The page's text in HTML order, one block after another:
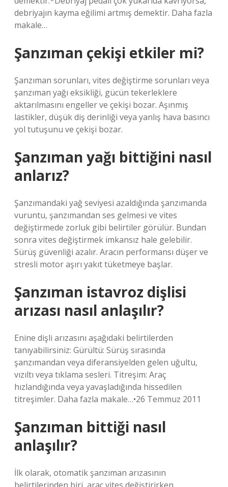
debriyajın kayma eğilimi artmış demektir. Daha fazla
makale…
Şanzıman çekişi etkiler mi?
Şanzıman sorunları, vites değiştirme sorunları veya
şanzıman yağı eksikliği, gücün tekerleklere
aktarılmasını engeller ve çekişi bozar. Aşınmış
lastikler, düşük diş derinliği veya yanlış hava basıncı
yol tutuşunu ve çekişi bozar.
Şanzıman yağı bittiğini nasıl
anlarız?
Şanzımandaki yağ seviyesi azaldığında şanzımanda
vuruntu, şanzımandan ses gelmesi ve vites
değiştirmede zorluk gibi belirtiler görülür. Bundan
sonra vites değiştirmek imkansız hale gelebilir.
Sürüş güvenliği azalır. Aracın performansı düşer ve
stresli motor aşırı yakıt tüketmeye başlar.
Şanzıman istavroz dişlisi
arızası nasıl anlaşılır?
Enine dişli arızasını aşağıdaki belirtilerden
tanıyabilirsiniz: Gürültü: Sürüş sırasında
şanzımandan veya diferansiyelden gelen uğultu,
vızıltı veya tıklama sesleri. Titreşim: Araç
hızlandığında veya yavaşladığında hissedilen
titreşimler. Daha fazla makale…•26 Temmuz 2011
Şanzıman bittiği nasıl
anlaşılır?
İlk olarak, otomatik şanzıman arızasının